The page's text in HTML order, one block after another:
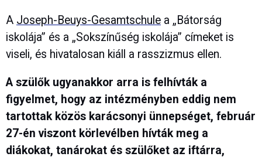
A Joseph-Beuys-Gesamtschule a „Bátorság
iskolája” és a „Sokszínűség iskolája” címeket is
viseli, és hivatalosan kiáll a rasszizmus ellen.
A szülők ugyanakkor arra is felhívták a
figyelmet, hogy az intézményben eddig nem
tartottak közös karácsonyi ünnepséget, február
27-én viszont körlevélben hívták meg a
diákokat, tanárokat és szülőket az iftárra,